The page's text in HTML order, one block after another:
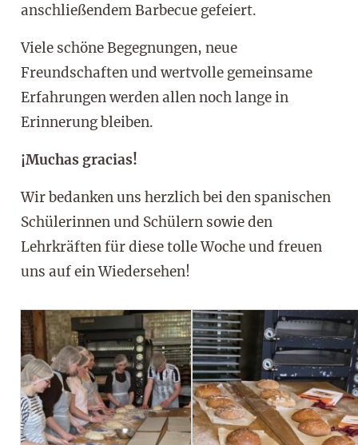
anschließendem Barbecue gefeiert.
Viele schöne Begegnungen, neue
Freundschaften und wertvolle gemeinsame
Erfahrungen werden allen noch lange in
Erinnerung bleiben.
¡Muchas gracias!
Wir bedanken uns herzlich bei den spanischen
Schülerinnen und Schülern sowie den
Lehrkräften für diese tolle Woche und freuen
uns auf ein Wiedersehen!